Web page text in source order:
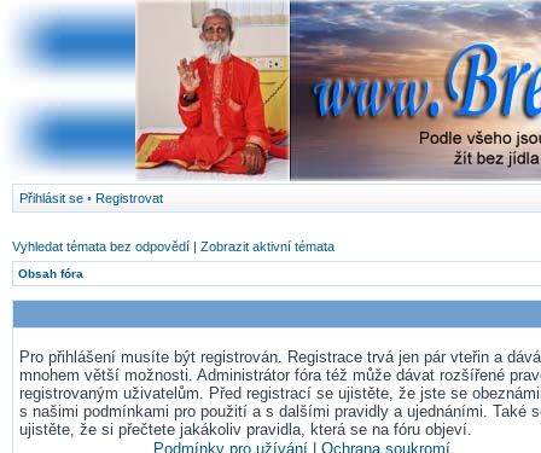
Přihlásit se • Registrovat
Vyhledat témata bez odpovědí | Zobrazit aktivní témata
Obsah fóra
Pro přihlášení musíte být registrován. Registrace trvá jen pár vteřin a
mnohem větší možnosti. Administrátor fóra též může dávat rozšířené
registrovaným uživatelům. Před registrací se ujistěte, že jste se
s našimi podmínkami pro použití a s dalšími pravidly a ujednáními. Také
ujistěte, že si přečtete jakákoliv pravidla, která se na fóru objeví.
Podmínky pro užívání
Ochrana soukromí